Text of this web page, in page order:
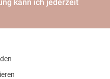
kann ich jederzeit